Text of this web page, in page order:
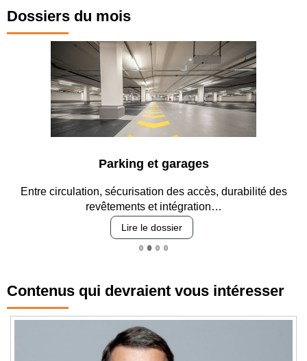
Dossiers du mois
Parking et garages
Entre circulation, sécurisation des accès, durabilité des
revêtements et intégration…
Lire le dossier
Contenus qui devraient vous intéresser